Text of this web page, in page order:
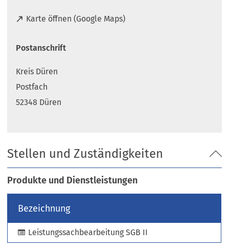
Karte öffnen (Google Maps)
(
f
e
t
i
e
m
n
e
n
T
a
Postanschrift
Kreis Düren
Postfach
52348 Düren
Stellen und Zuständigkeiten
Produkte und Dienstleistungen
Bezeichnung
Leistungssachbearbeitung SGB II